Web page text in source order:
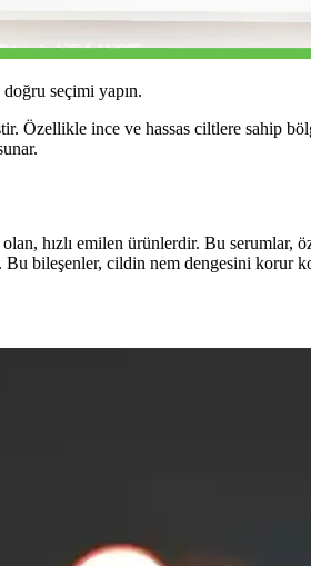
seçimi yapın.
Özellikle ince ve hassas ciltlere sahip
hızlı emilen ürünlerdir. Bu
bileşenler, cildin nem dengesini korur
Uygulamalar